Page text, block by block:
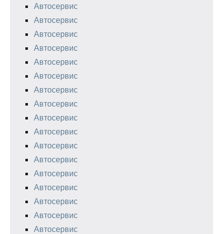
Автосервис
Автосервис
Автосервис
Автосервис
Автосервис
Автосервис
Автосервис
Автосервис
Автосервис
Автосервис
Автосервис
Автосервис
Автосервис
Автосервис
Автосервис
Автосервис
Автосервис